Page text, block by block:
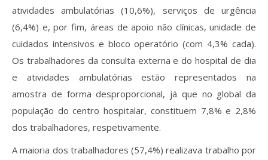
atividades ambulatórias (10,6%), serviços de urgência
(6,4%) e, por fim, áreas de apoio não clínicas, unidade de
cuidados intensivos e bloco operatório (com 4,3% cada).
Os trabalhadores da consulta externa e do hospital de dia
e atividades ambulatórias estão representados na
amostra de forma desproporcional, já que no global da
população do centro hospitalar, constituem 7,8% e 2,8%
dos trabalhadores, respetivamente.
A maioria dos trabalhadores (57,4%) realizava trabalho por